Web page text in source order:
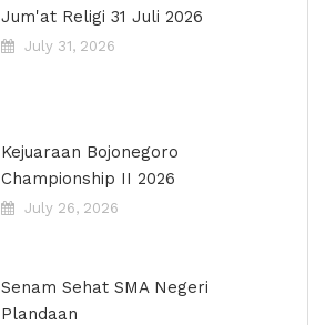
Jum'at Religi 31 Juli 2026
July 31, 2026
Kejuaraan Bojonegoro
Championship II 2026
July 26, 2026
Senam Sehat SMA Negeri
Plandaan